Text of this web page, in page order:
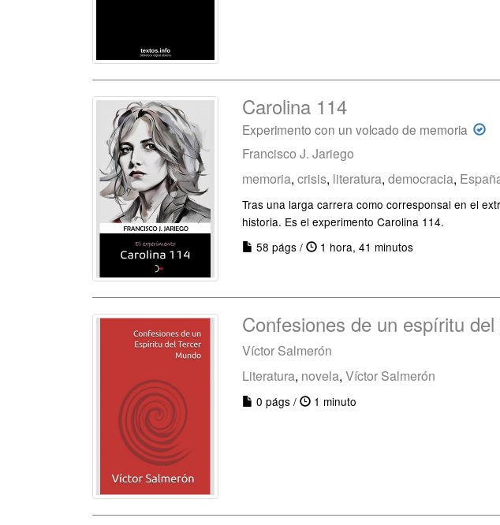
Carolina 114
Experimento con un volcado de memoria
Francisco J. Jariego
memoria, crisis, literatura, democracia,
Tras una larga carrera como corresponsal en el
historia. Es el experimento Carolina 114.
58 págs /
1 hora, 41 minutos
Confesiones de un espíritu
Víctor Salmerón
Literatura, novela, Víctor Salmerón
0 págs / 1 minuto